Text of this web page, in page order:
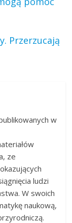
Przerzucają
w
ze
ludzi
W swoich
naukową,